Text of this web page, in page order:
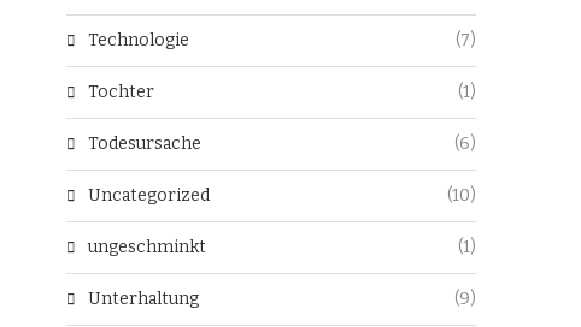
Technologie (7)
Tochter (1)
Todesursache (6)
Uncategorized (10)
ungeschminkt (1)
Unterhaltung (9)